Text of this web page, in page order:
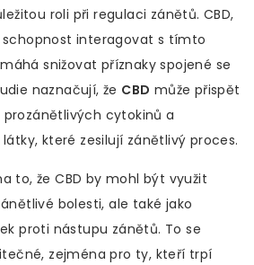
roli při regulaci zánětů. CBD,
interagovat s tímto
snižovat příznaky spojené se
naznačují, že CBD může přispět
cytokinů a
které zesilují zánětlivý proces.
to, že CBD by mohl být využit
bolesti, ale také jako
proti nástupu zánětů. To se
zejména pro ty, kteří trpí